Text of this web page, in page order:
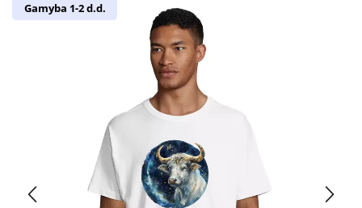
Gamyba 1-2 d.d.